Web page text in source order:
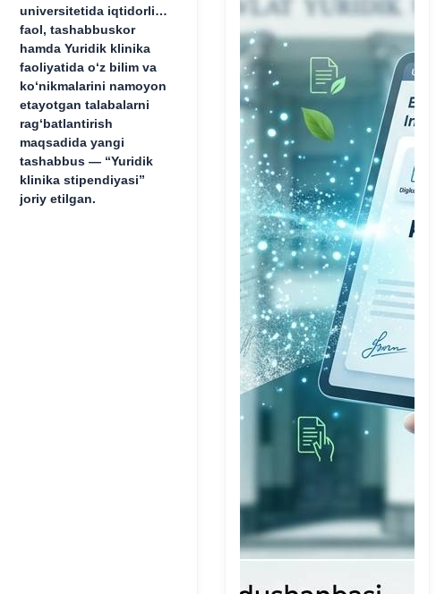
universitetida iqtidorli,
faol, tashabbuskor
hamda Yuridik klinika
faoliyatida o‘z bilim va
ko‘nikmalarini namoyon
etayotgan talabalarni
rag‘batlantirish
maqsadida yangi
tashabbus — “Yuridik
klinika stipendiyasi”
joriy etilgan.